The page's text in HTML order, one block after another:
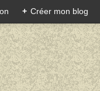
+ Créer mon blog